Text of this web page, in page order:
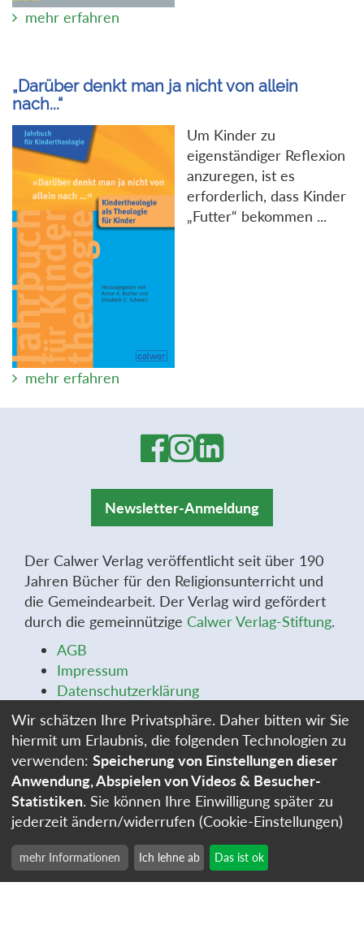
mehr erfahren
„Darüber denkt man ja nicht von allein
nach...“
Um Kinder zu
eigenständiger Reflexion
anzuregen, ist es
erforderlich, dass Kinder
„Futter“ bekommen ...
mehr erfahren
Newsletter-Anmeldung
Der Calwer Verlag veröffentlicht seit über 190
Jahren Bücher für den Religionsunterricht und
die Gemeindearbeit. Der Verlag wird gefördert
durch die gemeinnützige Calwer Verlag-Stiftung.
AGB
Impressum
Datenschutzerklärung
Widerrufsbelehrung
Widerrufsformular
Stellenangebote
Cookie-Einstellungen
Wir schätzen Ihre Privatsphäre. Daher bitten wir Sie
hiermit um Erlaubnis, die folgenden Technologien zu
verwenden: Speicherung von Einstellungen dieser
Anwendung, Abspielen von Videos & Besucher-
Statistiken. Sie können Ihre Einwilligung später zu
jederzeit ändern/widerrufen (Cookie-Einstellungen)
mehr Informationen Ich lehne ab Das ist ok